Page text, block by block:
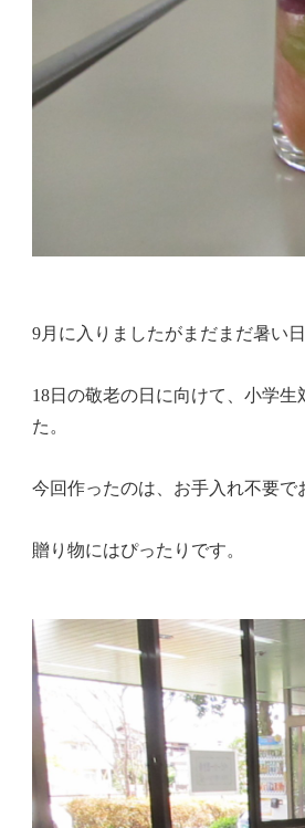
9月に入りましたがまだまだ暑い
18日の敬老の日に向けて、小学
た。
今回作ったのは、お手入れ不要で
贈り物にはぴったりです。